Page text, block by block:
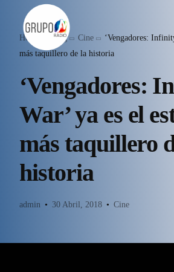
Home Blog Cine
‘Vengadores:
más taquillero de la historia
‘Vengadores:
War’ ya es el
más taquillero
historia
admin 30 Abril, 2018 Cine